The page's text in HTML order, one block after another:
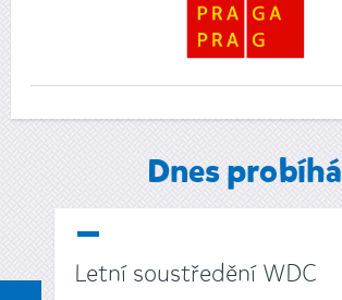
Dnes probíhá
Letní soustředění WDC